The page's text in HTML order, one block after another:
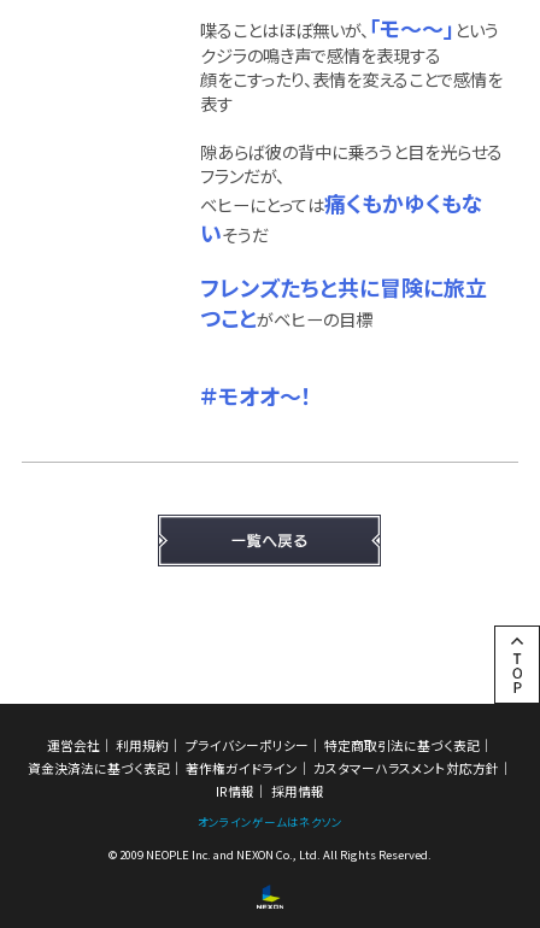
喋ることはほぼ無いが、「モ～～」 という
クジラの鳴き声で感情を表現する
顔をこすったり、表情を変えることで感情を
表す
隙あらば彼の背中に乗ろうと目を光らせる
フランだが、
ベヒーにとっては痛くもかゆくもな
いそうだ
フレンズたちと共に冒険に旅立
つことがベヒーの目標
＃モオオ～！
運営会社 利用規約 プライバシーポリシー
特定商取引法に基づく表記
資金決済法に基づく表記
著作権ガイドライン
カスタマーハラスメント対応方針
IR情報
採用情報
オンラインゲームはネクソン
© 2009 NEOPLE Inc. and NEXON Co., Ltd. All Rights Reserved.